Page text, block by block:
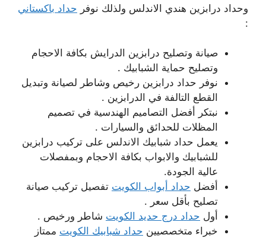
وحداد درابزين هندي الاندلس ولذلك نوفر حداد باكستاني
:
صيانة وتصليح درابزين الدرايش بكافة الاحجام
وتصليح حماية الشبابيك .
نوفر حداد درابزين رخيص وشاطر لصيانة وتبديل
القطع التالفة في الدرابزين .
نبتكر أفضل التصاميم الهندسية في تصميم
المظلات للحدائق والسيارات .
يعمل حداد شبابيك الاندلس على تركيب درابزين
للشبابيك والابواب بكافة الاحجام وبمفصلات
عالية الجودة.
أفضل حداد أبواب الكويت تفصيل تركيب صيانة
تصليح بأقل سعر .
أول حداد درج حديد الكويت شاطر ورخيص .
خبراء متخصصيين حداد شبابيك الكويت ممتاز